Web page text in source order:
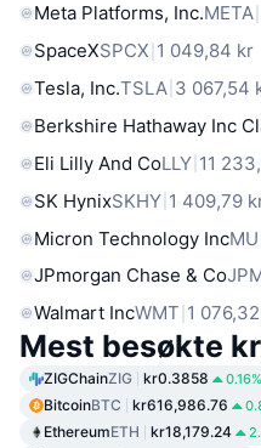
Meta Platforms, Inc.META
SpaceXSPCX 1 049,84 kr
Tesla, Inc.TSLA 3 067,54
Berkshire Hathaway Inc
Eli Lilly And CoLLY 11
SK HynixSKHY 1 409,79
Micron Technology IncMU
JPmorgan Chase & Co
Walmart IncWMT 1
Mest besøkte
ZIGChainZIG kr0.3858 0.16%
BitcoinBTC kr616,986.76
EthereumETH kr18,179.24